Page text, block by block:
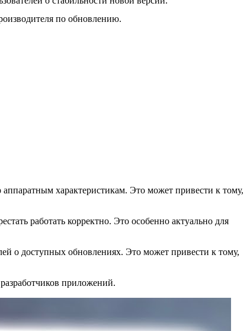
по обновлению.
характеристикам. Это может привести к тому,
работать корректно. Это особенно актуально для
о доступных обновлениях. Это может привести к тому,
приложений.